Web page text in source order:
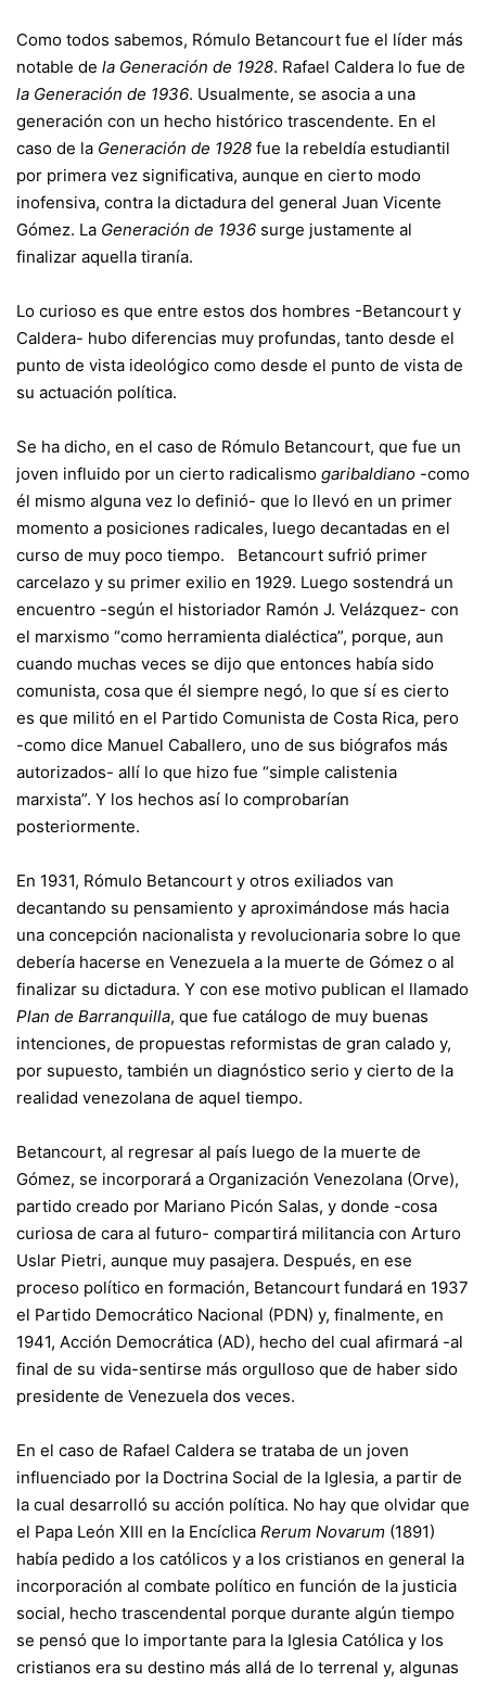
Como todos sabemos, Rómulo Betancourt fue el líder más
notable de la Generación de 1928. Rafael Caldera lo fue de
la Generación de 1936. Usualmente, se asocia a una
generación con un hecho histórico trascendente. En el
caso de la Generación de 1928 fue la rebeldía estudiantil
por primera vez significativa, aunque en cierto modo
inofensiva, contra la dictadura del general Juan Vicente
Gómez. La Generación de 1936 surge justamente al
finalizar aquella tiranía.
Lo curioso es que entre estos dos hombres -Betancourt y
Caldera- hubo diferencias muy profundas, tanto desde el
punto de vista ideológico como desde el punto de vista de
su actuación política.
Se ha dicho, en el caso de Rómulo Betancourt, que fue un
joven influido por un cierto radicalismo garibaldiano -como
él mismo alguna vez lo definió- que lo llevó en un primer
momento a posiciones radicales, luego decantadas en el
curso de muy poco tiempo. Betancourt sufrió primer
carcelazo y su primer exilio en 1929. Luego sostendrá un
encuentro -según el historiador Ramón J. Velázquez- con
el marxismo “como herramienta dialéctica”, porque, aun
cuando muchas veces se dijo que entonces había sido
comunista, cosa que él siempre negó, lo que sí es cierto
es que militó en el Partido Comunista de Costa Rica, pero
-como dice Manuel Caballero, uno de sus biógrafos más
autorizados- allí lo que hizo fue “simple calistenia
marxista”. Y los hechos así lo comprobarían
posteriormente.
En 1931, Rómulo Betancourt y otros exiliados van
decantando su pensamiento y aproximándose más hacia
una concepción nacionalista y revolucionaria sobre lo que
debería hacerse en Venezuela a la muerte de Gómez o al
finalizar su dictadura. Y con ese motivo publican el llamado
Plan de Barranquilla, que fue catálogo de muy buenas
intenciones, de propuestas reformistas de gran calado y,
por supuesto, también un diagnóstico serio y cierto de la
realidad venezolana de aquel tiempo.
Betancourt, al regresar al país luego de la muerte de
Gómez, se incorporará a Organización Venezolana (Orve),
partido creado por Mariano Picón Salas, y donde -cosa
curiosa de cara al futuro- compartirá militancia con Arturo
Uslar Pietri, aunque muy pasajera. Después, en ese
proceso político en formación, Betancourt fundará en 1937
el Partido Democrático Nacional (PDN) y, finalmente, en
1941, Acción Democrática (AD), hecho del cual afirmará -al
final de su vida-sentirse más orgulloso que de haber sido
presidente de Venezuela dos veces.
En el caso de Rafael Caldera se trataba de un joven
influenciado por la Doctrina Social de la Iglesia, a partir de
la cual desarrolló su acción política. No hay que olvidar que
el Papa León XIII en la Encíclica Rerum Novarum (1891)
había pedido a los católicos y a los cristianos en general la
incorporación al combate político en función de la justicia
social, hecho trascendental porque durante algún tiempo
se pensó que lo importante para la Iglesia Católica y los
cristianos era su destino más allá de lo terrenal y, algunas